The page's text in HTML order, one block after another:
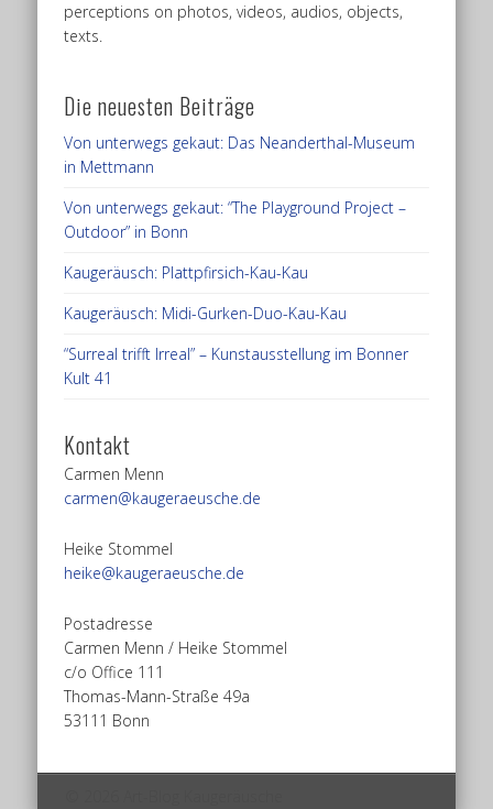
perceptions on photos, videos, audios, objects,
texts.
Die neuesten Beiträge
Von unterwegs gekaut: Das Neanderthal-Museum
in Mettmann
Von unterwegs gekaut: “The Playground Project –
Outdoor” in Bonn
Kaugeräusch: Plattpfirsich-Kau-Kau
Kaugeräusch: Midi-Gurken-Duo-Kau-Kau
“Surreal trifft Irreal” – Kunstausstellung im Bonner
Kult 41
Kontakt
Carmen Menn
carmen@kaugeraeusche.de
Heike Stommel
heike@kaugeraeusche.de
Postadresse
Carmen Menn / Heike Stommel
c/o Office 111
Thomas-Mann-Straße 49a
53111 Bonn